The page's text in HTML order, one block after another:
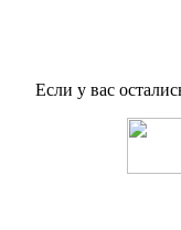
Если у вас